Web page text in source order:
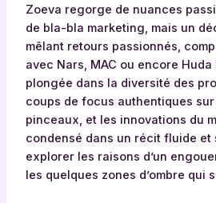
Zoeva regorge de nuances
de bla-bla marketing, mais un
mêlant retours passionnés,
avec Nars, MAC ou encore Huda
plongée dans la diversité des
coups de focus authentiques
pinceaux, et les innovations du
condensé dans un récit fluide et
explorer les raisons d’un
les quelques zones d’ombre qui